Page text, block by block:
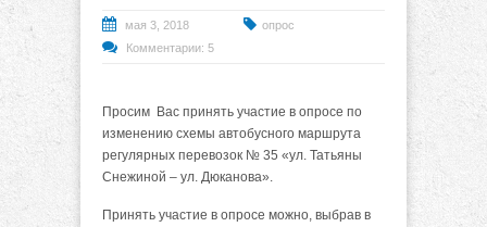
мая 3, 2018
опрос
Комментарии: 5
Просим Вас принять участие в опросе по
изменению схемы автобусного маршрута
регулярных перевозок № 35 «ул. Татьяны
Снежиной – ул. Дюканова».
Принять участие в опросе можно, выбрав в